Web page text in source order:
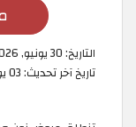
التاريخ:30 يونيو, 2026
تاريخ آخر تحديث:03 يوليو, 2026